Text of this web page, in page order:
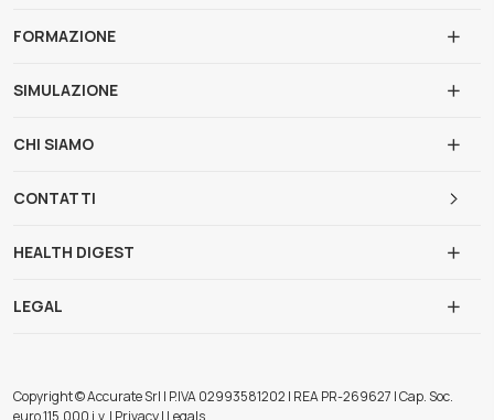
FORMAZIONE
SIMULAZIONE
CHI SIAMO
CONTATTI
HEALTH DIGEST
LEGAL
Copyright © Accurate Srl | P.IVA 02993581202 | REA PR-269627 | Cap. Soc.
euro 115.000 i.v. | Privacy | Legals